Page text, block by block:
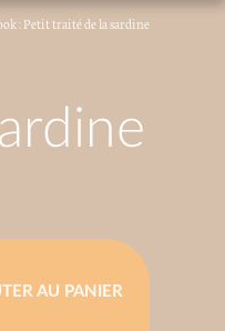
: Petit traité de la sardine
AU PANIER